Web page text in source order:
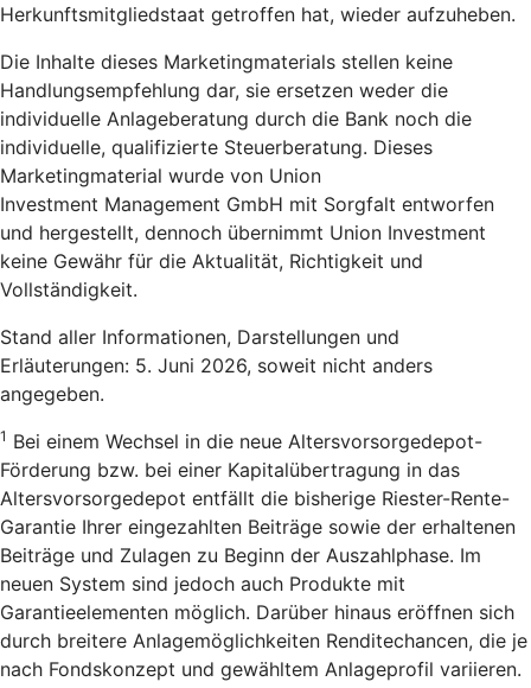
Herkunftsmitgliedstaat getroffen hat, wieder aufzuheben.
Die Inhalte dieses Marketingmaterials stellen keine
Handlungsempfehlung dar, sie ersetzen weder die
individuelle Anlageberatung durch die Bank noch die
individuelle, qualifizierte Steuerberatung. Dieses
Marketingmaterial wurde von Union
Investment Management GmbH mit Sorgfalt entworfen
und hergestellt, dennoch übernimmt Union Investment
keine Gewähr für die Aktualität, Richtigkeit und
Vollständigkeit.
Stand aller Informationen, Darstellungen und
Erläuterungen: 5. Juni 2026, soweit nicht anders
angegeben.
1 Bei einem Wechsel in die neue Altersvorsorgedepot-
Förderung bzw. bei einer Kapitalübertragung in das
Altersvorsorgedepot entfällt die bisherige Riester-Rente-
Garantie Ihrer eingezahlten Beiträge sowie der erhaltenen
Beiträge und Zulagen zu Beginn der Auszahlphase. Im
neuen System sind jedoch auch Produkte mit
Garantieelementen möglich. Darüber hinaus eröffnen sich
durch breitere Anlagemöglichkeiten Renditechancen, die je
nach Fondskonzept und gewähltem Anlageprofil variieren.